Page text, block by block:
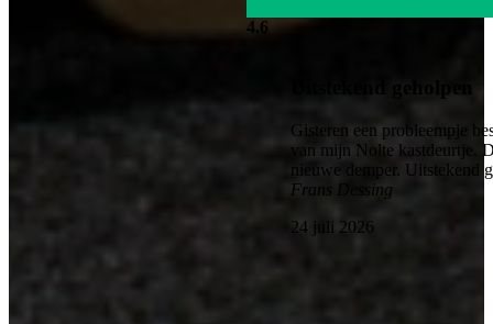
4.6
Gisteren een probleempje
van mijn Nolte kastdeurtje.
nieuwe demper. Uitstekend
Frans Dessing
24 juli 2026